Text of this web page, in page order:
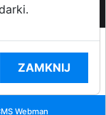
Regulaminu
RODO
Webman
ZAMKNIJ